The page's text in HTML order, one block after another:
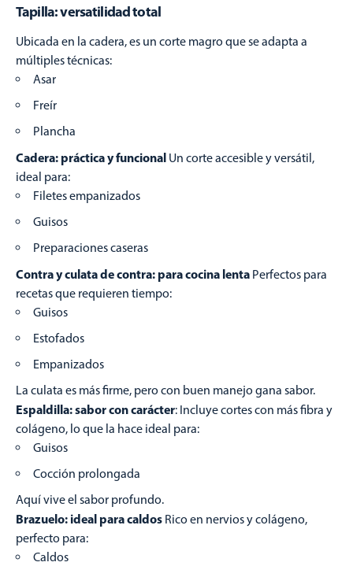
Tapilla: versatilidad total
Ubicada en la cadera, es un corte magro que se adapta a
múltiples técnicas:
Asar
Freír
Plancha
Cadera: práctica y funcional Un corte accesible y versátil,
ideal para:
Filetes empanizados
Guisos
Preparaciones caseras
Contra y culata de contra: para cocina lenta Perfectos para
recetas que requieren tiempo:
Guisos
Estofados
Empanizados
La culata es más firme, pero con buen manejo gana sabor.
Espaldilla: sabor con carácter: Incluye cortes con más fibra y
colágeno, lo que la hace ideal para:
Guisos
Cocción prolongada
Aquí vive el sabor profundo.
Brazuelo: ideal para caldos Rico en nervios y colágeno,
perfecto para:
Caldos